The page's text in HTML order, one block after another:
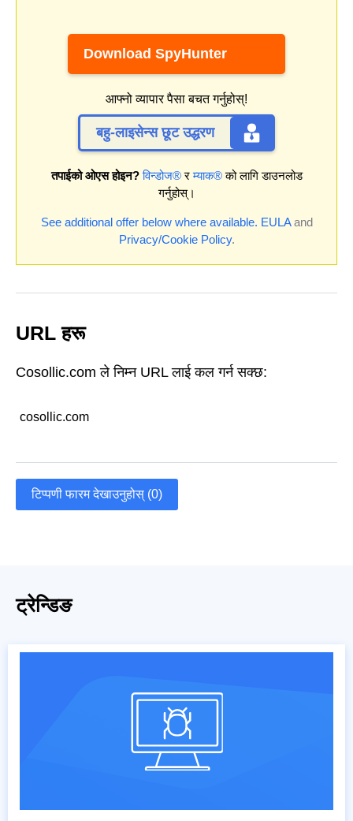
Download SpyHunter
आफ्नो व्यापार पैसा बचत गर्नुहोस्!
बहु-लाइसेन्स छूट उद्धरण
तपाईको ओएस होइन? विन्डोज®रम्याक®को लागि डाउनलोड
गर्नुहोस्।
See additional offer below where available. EULAand
Privacy/Cookie Policy.
URL हरू
Cosollic.com ले निम्न URL लाई कल गर्न सक्छ:
cosollic.com
टिप्पणी फारम देखाउनुहोस् (0)
ट्रेन्डिङ